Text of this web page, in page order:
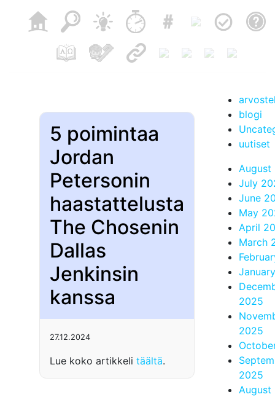
5 poimintaa
Jordan
Petersonin
haastattelusta
The Chosenin
Dallas
Jenkinsin
kanssa
27.12.2024
Lue koko artikkeli täältä.
blogi
uutiset
August
July
June
May
April
March
2025
2025
2025
August